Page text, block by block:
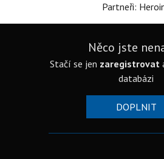
Partneři:
Něco jste
Stačí se jen zaregistrovat
databázi
DOPLNIT